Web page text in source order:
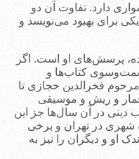
دارد. تفاوت آن دو
برای بهبود می‌نویسد و
پرسش‌های او است. اگر
کتاب‌ها و
فخرالدین حجازی تا
و قمار و ریش و موسیقی
در آن سال‌ها جز این
شهری در تهران و برخی
در دهۀ 50، اندک‌اندک او و دیگران را نیز به